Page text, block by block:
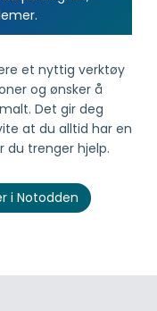
et nyttig verktøy
og ønsker å
Det gir deg
at du alltid har en
du trenger hjelp.
i Notodden